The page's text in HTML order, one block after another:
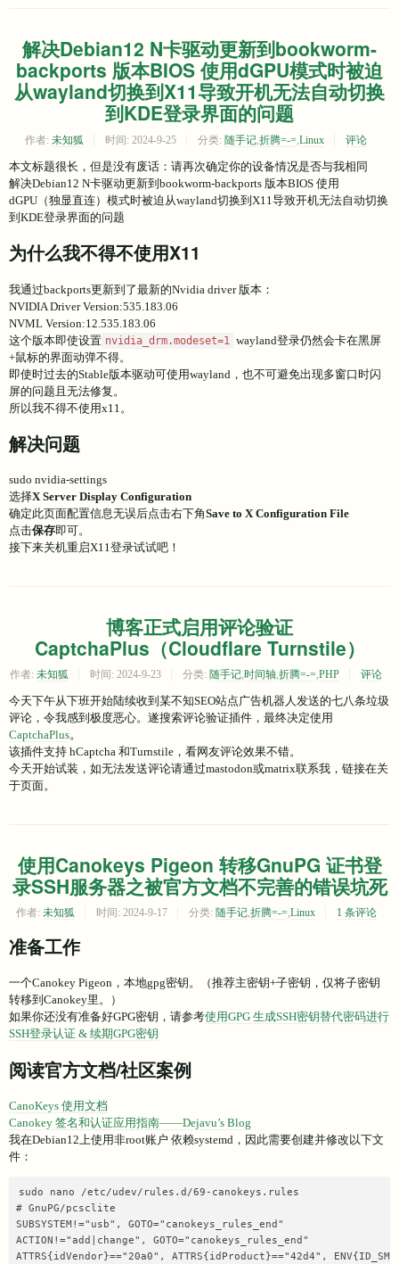
解决Debian12 N卡驱动更新到bookworm-
backports 版本BIOS 使用dGPU模式时被迫
从wayland切换到X11导致开机无法自动切换
到KDE登录界面的问题
作者: 未知狐 时间: 2024-9-25 分类: 随手记 折腾=-= Linux 评论
本文标题很长，但是没有废话：请再次确定你的设备情况是否与我相同
解决Debian12 N卡驱动更新到bookworm-backports 版本BIOS 使用
dGPU（独显直连）模式时被迫从wayland切换到X11导致开机无法自动切换
到KDE登录界面的问题
为什么我不得不使用X11
我通过backports更新到了最新的Nvidia driver 版本：
NVIDIA Driver Version:535.183.06
NVML Version:12.535.183.06
这个版本即使设置 nvidia_drm.modeset=1
wayland登录仍然会卡在黑屏
+鼠标的界面动弹不得。
即使时过去的Stable版本驱动可使用wayland，也不可避免出现多窗口时闪
屏的问题且无法修复。
所以我不得不使用x11。
解决问题
sudo nvidia-settings
选择X Server Display Configuration
确定此页面配置信息无误后点击右下角Save to X Configuration File
点击保存即可。
接下来关机重启X11登录试试吧！
博客正式启用评论验证
CaptchaPlus（Cloudflare Turnstile）
作者: 未知狐 时间: 2024-9-23 分类: 随手记,时间轴,折腾=-=,PHP 评论
今天下午从下班开始陆续收到某不知SEO站点广告机器人发送的七八条垃圾
评论，令我感到极度恶心。遂搜索评论验证插件，最终决定使用
CaptchaPlus。
该插件支持 hCaptcha 和Turnstile，看网友评论效果不错。
今天开始试装，如无法发送评论请通过mastodon或matrix联系我，链接在关
于页面。
使用Canokeys Pigeon 转移GnuPG 证书登
录SSH服务器之被官方文档不完善的错误坑死
作者: 未知狐 时间: 2024-9-17 分类: 随手记,折腾=-=,Linux 1 条评论
准备工作
一个Canokey Pigeon，本地gpg密钥。（推荐主密钥+子密钥，仅将子密钥
转移到Canokey里。）
如果你还没有准备好GPG密钥，请参考使用GPG 生成SSH密钥替代密码进行
SSH登录认证 & 续期GPG密钥
阅读官方文档/社区案例
CanoKeys 使用文档
Canokey 签名和认证应用指南——Dejavu’s Blog
我在Debian12上使用非root账户 依赖systemd，因此需要创建并修改以下文
件：
sudo nano /etc/udev/rules.d/69-canokeys.rules
# GnuPG/pcsclite
SUBSYSTEM!="usb", GOTO="canokeys_rules_end"
ACTION!="add|change", GOTO="canokeys_rules_end"
ATTRS{idVendor}=="20a0", ATTRS{idProduct}=="42d4",